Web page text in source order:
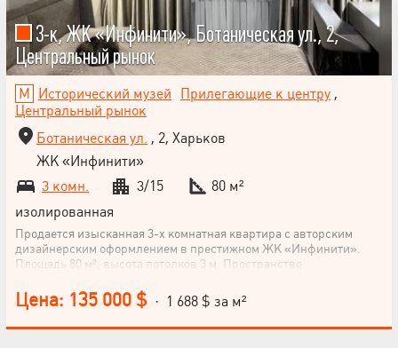
3-к, ЖК «Инфинити», Ботаническая ул., 2,
Центральный рынок
Исторический музей Прилегающие к центру,
Центральный рынок
Ботаническая ул. , 2, Харьков
ЖК «Инфинити»
3 комн.
3/15
80 м²
изолированная
Продается изысканная 3-х комнатная квартира с авторским
дизайнерским оформлением в престижном ЖК «Инфинити».
Площадь 80 м², высота потолков 3 м. Пространство
каждая деталь продумана до совершенства. О квартире •
гармоничная планировка: спальня с рабочей зоной, уютная
детская, просторная кухня-гостиная 22 м² • капитальный ремонт
Цена: 135 000 $ · 1 688 $ за м²